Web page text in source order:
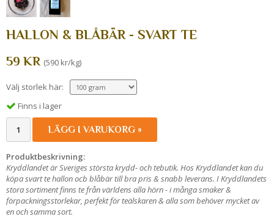
HALLON & BLÅBÄR - SVART TE
59 KR (590 kr/kg)
Välj storlek här:
Finns i lager
LÄGG I VARUKORG »
Produktbeskrivning:
Kryddlandet är Sveriges största krydd- och tebutik. Hos Kryddlandet kan du
köpa svart te hallon ocb blåbär till bra pris & snabb leverans. I Kryddlandets
stora sortiment finns te från världens alla hörn - i många smaker &
förpackningsstorlekar, perfekt för teälskaren & alla som behöver mycket av
en och samma sort.